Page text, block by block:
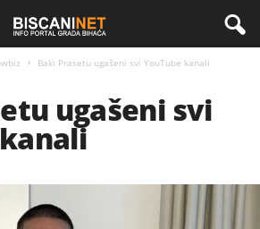
Baki Prasetu ugašeni svi YouTube kanali
ugašeni svi